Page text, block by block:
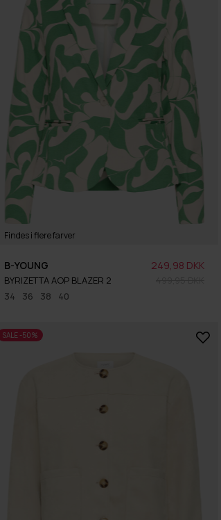
Findes i flere farver
34 36 38 40
B-YOUNG
BYRIZETTA AOP BLAZER 2
249,98 DKK
SALE -50%